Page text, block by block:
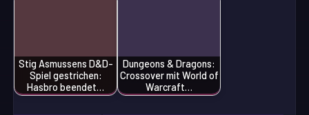
Stig Asmussens D&D-
Spiel gestrichen:
Hasbro beendet…
Dungeons & Dragons:
Crossover mit World of
Warcraft…